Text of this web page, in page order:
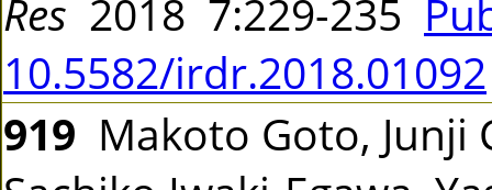
Res 2018 7:229-235
10.5582/irdr.2018.01092
919 Makoto Goto, Junji